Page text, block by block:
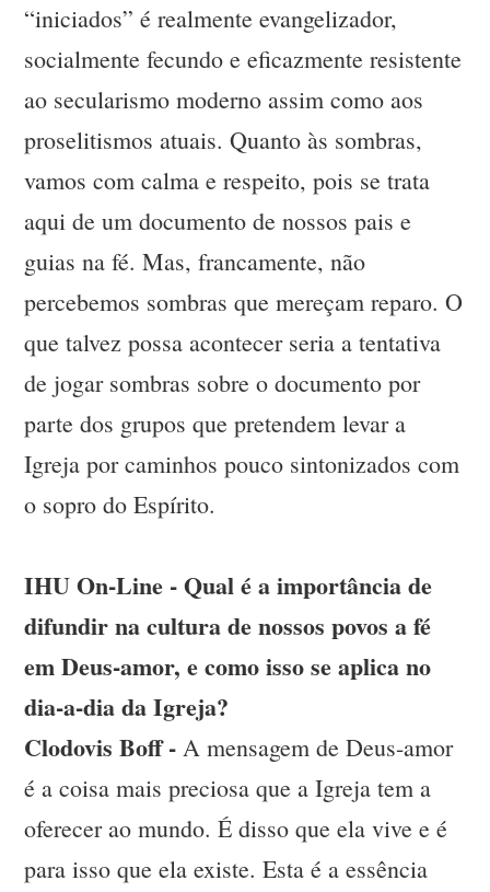
“iniciados” é realmente evangelizador,
socialmente fecundo e eficazmente resistente
ao secularismo moderno assim como aos
proselitismos atuais. Quanto às sombras,
vamos com calma e respeito, pois se trata
aqui de um documento de nossos pais e
guias na fé. Mas, francamente, não
percebemos sombras que mereçam reparo. O
que talvez possa acontecer seria a tentativa
de jogar sombras sobre o documento por
parte dos grupos que pretendem levar a
Igreja por caminhos pouco sintonizados com
o sopro do Espírito.
IHU On-Line - Qual é a importância de
difundir na cultura de nossos povos a fé
em Deus-amor, e como isso se aplica no
dia-a-dia da Igreja?
Clodovis Boff - A mensagem de Deus-amor
é a coisa mais preciosa que a Igreja tem a
oferecer ao mundo. É disso que ela vive e é
para isso que ela existe. Esta é a essência